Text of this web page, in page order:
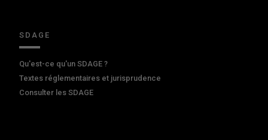
SDAGE
Qu'est-ce qu'un SDAGE ?
Textes réglementaires et jurisprudence
Consulter les SDAGE